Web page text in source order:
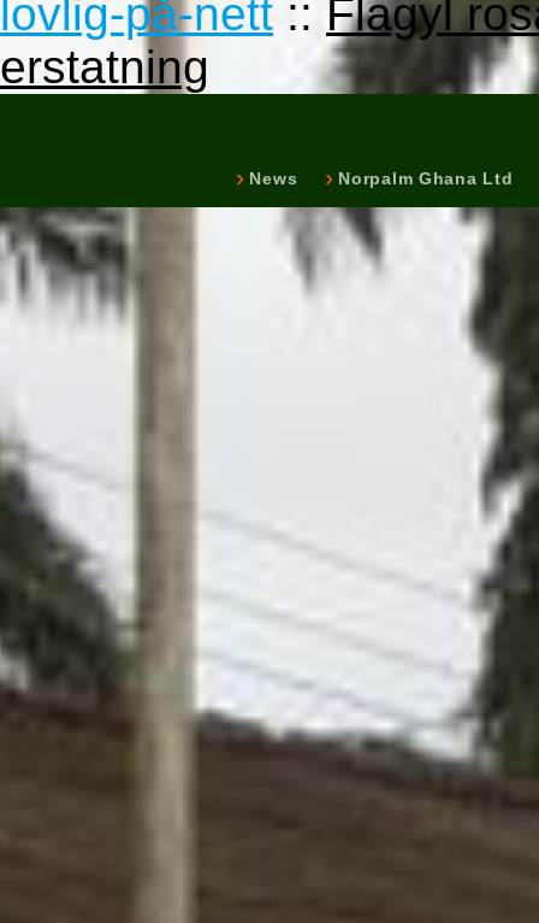
lovlig-på-nett :: Flagyl
erstatning
News Norpalm Ghana Ltd